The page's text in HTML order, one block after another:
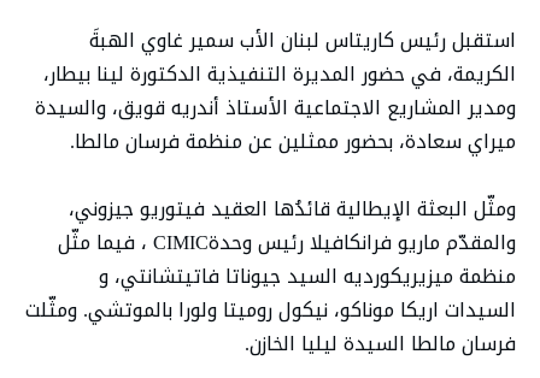
استقبل رئيس كاريتاس لبنان الأب سمير غاوي الهبةَ
الكريمة، في حضور المديرة التنفيذية الدكتورة لينا بيطار،
ومدير المشاريع الاجتماعية الأستاذ أندريه قويق، والسيدة
ميراي سعادة، بحضور ممثلين عن منظمة فرسان مالطا.
ومثّل البعثة الإيطالية قائدُها العقيد فيتوريو جيزوني،
والمقدّم ماريو فرانكافيلا رئيس وحدةCIMIC ، فيما مثّل
منظمة ميزيريكورديه السيد جيوناتا فاتيتشانتي، و
السيدات اريكا موناكو، نيكول روميتا ولورا بالموتشي. ومثّلت
فرسان مالطا السيدة ليليا الخازن.